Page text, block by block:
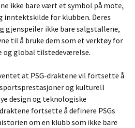
ikke bare vært et symbol på mote,
inntektskilde for klubben. Deres
gjenspeiler ikke bare salgstallene,
til å bruke dem som et verktøy for
og global tilstedeværelse.
at PSG-draktene vil fortsette å
og kulturell
design og teknologiske
fortsette å definere PSGs
om en klubb som ikke bare